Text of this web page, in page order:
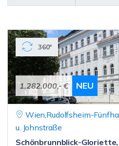
1.282.000,- € NEU
360°
Wien,Rudolfsheim-
u. Johnstraße
Schönbrunnblick-Gloriette,